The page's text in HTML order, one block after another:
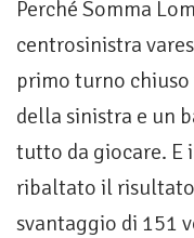
Perché Somma
centrosinistra
primo turno
della sinistra e un
tutto da giocare. E
ribaltato il
svantaggio di 151